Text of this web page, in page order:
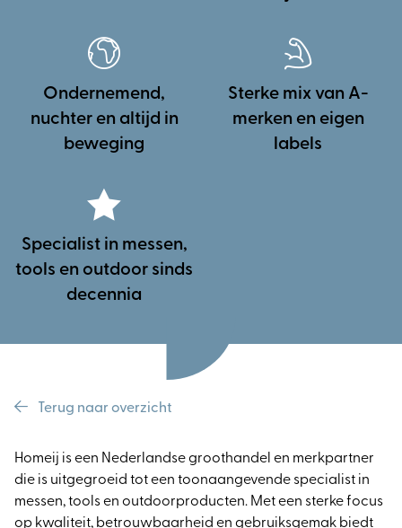
Ondernemend,
nuchter en altijd in
beweging
Sterke mix van A-
merken en eigen
labels
Specialist in messen,
tools en outdoor sinds
decennia
Terug naar overzicht
Homeij is een Nederlandse groothandel en merkpartner
die is uitgegroeid tot een toonaangevende specialist in
messen, tools en outdoorproducten. Met een sterke focus
op kwaliteit, betrouwbaarheid en gebruiksgemak biedt